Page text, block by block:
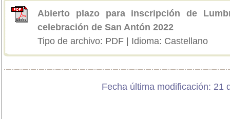
Abierto plazo para inscripción de
celebración de San Antón 2022
Tipo de archivo: PDF | Idioma: Castellano
Fecha última modificación: 21